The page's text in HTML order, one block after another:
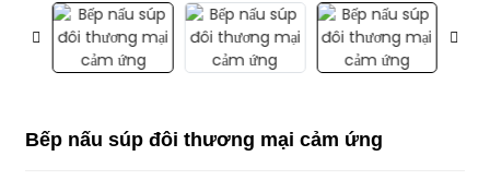
Bếp nấu súp đôi thương mại cảm ứng